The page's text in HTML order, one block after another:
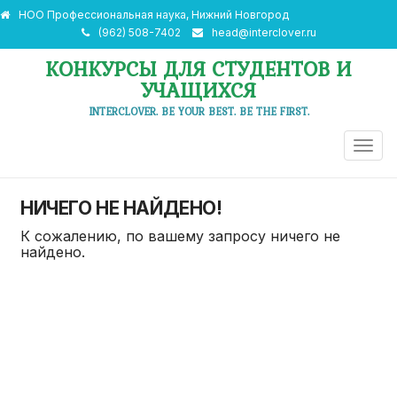
НОО Профессиональная наука, Нижний Новгород
(962) 508-7402
head@interclover.ru
КОНКУРСЫ ДЛЯ СТУДЕНТОВ И
УЧАЩИХСЯ
INTERCLOVER. BE YOUR BEST. BE THE FIRST.
НИЧЕГО НЕ НАЙДЕНО!
К сожалению, по вашему запросу ничего не
найдено.